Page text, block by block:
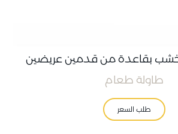
بقاعدة من قدمين عريضين
طاولة طعام
طلب السعر